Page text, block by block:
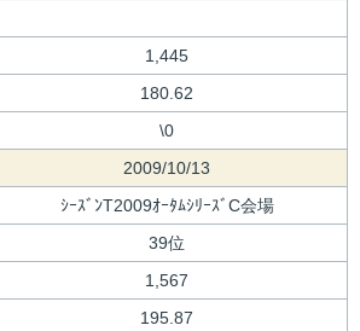
1,445
180.62
\0
2009/10/13
ｼｰｽﾞﾝT2009ｵｰﾀﾑｼﾘｰｽﾞC会場
39位
1,567
195.87